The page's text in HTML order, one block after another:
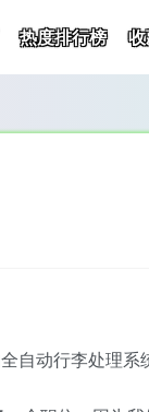
热度排行榜
动行李处理系